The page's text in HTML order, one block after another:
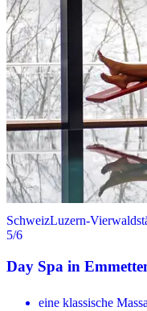
SchweizLuzern-
5/6
Day Spa in
eine klassische